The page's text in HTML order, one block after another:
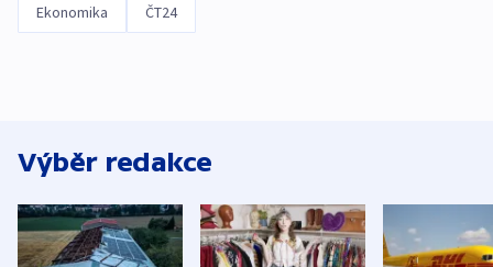
Ekonomika ČT24
Výběr redakce